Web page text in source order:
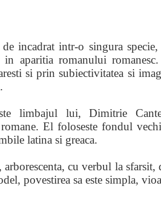
incadrat intr-o singura
aparitia romanului
si prin subiectivitatea si
limbajul lui, Dimitrie
El foloseste fondul
latina si greaca.
arborescenta, cu verbul la
povestirea sa este simpla,